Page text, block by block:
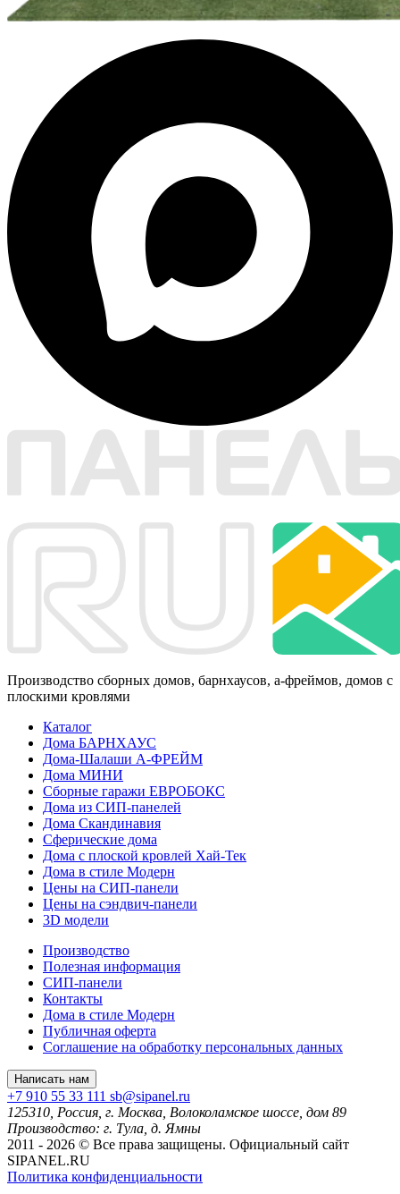
Производство сборных домов, барнхаусов, а-фреймов, домов с
плоскими кровлями
Каталог
Дома БАРНХАУС
Дома-Шалаши А-ФРЕЙМ
Дома МИНИ
Сборные гаражи ЕВРОБОКС
Дома из СИП-панелей
Дома Скандинавия
Сферические дома
Дома с плоской кровлей Хай-Тек
Дома в стиле Модерн
Цены на СИП-панели
Цены на сэндвич-панели
3D модели
Производство
Полезная информация
СИП-панели
Контакты
Дома в стиле Модерн
Публичная оферта
Соглашение на обработку персональных данных
Написать нам
+7 910 55 33 111 sb@sipanel.ru
125310, Россия, г. Москва, Волоколамское шоссе, дом 89
Производство: г. Тула, д. Ямны
2011 - 2026 © Все права защищены. Официальный сайт
SIPANEL.RU
Политика конфиденциальности